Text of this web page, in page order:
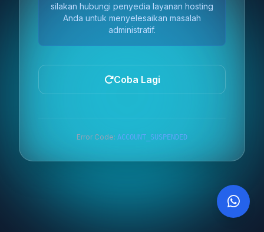
silakan hubungi penyedia layanan hosting
Anda untuk menyelesaikan masalah
administratif.
Coba Lagi
Error Code: ACCOUNT_SUSPENDED